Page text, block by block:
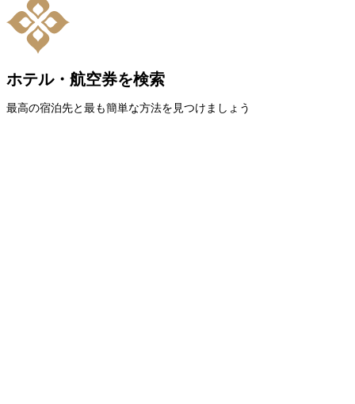
ホテル・航空券を検索
最高の宿泊先と最も簡単な方法を見つけましょう